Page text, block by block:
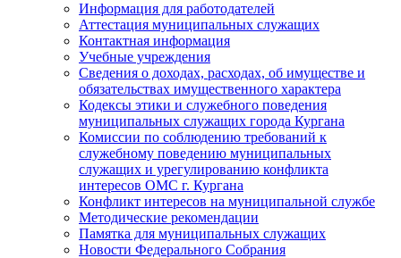
Информация для работодателей
Аттестация муниципальных служащих
Контактная информация
Учебные учреждения
Сведения о доходах, расходах, об имуществе и
обязательствах имущественного характера
Кодексы этики и служебного поведения
муниципальных служащих города Кургана
Комиссии по соблюдению требований к
служебному поведению муниципальных
служащих и урегулированию конфликта
интересов ОМС г. Кургана
Конфликт интересов на муниципальной службе
Методические рекомендации
Памятка для муниципальных служащих
Новости Федерального Cобрания